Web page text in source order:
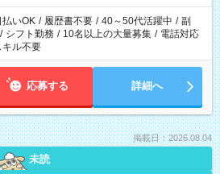
払いOK / 履歴書不要 / 40～50代活躍中 / 副
/ シフト勤務 / 10名以上の大量募集 / 電話対応
キル不要
応募する 詳細へ
掲載日：2026.08.04
未読